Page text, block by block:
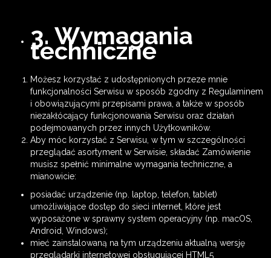
3. Wymagania
techniczne
Możesz korzystać z udostępnionych przeze mnie
funkcjonalności Serwisu w sposób zgodny z Regulaminem
i obowiązującymi przepisami prawa, a także w sposób
niezakłócający funkcjonowania Serwisu oraz działań
podejmowanych przez innych Użytkowników.
Aby móc korzystać z Serwisu, w tym w szczególności
przeglądać asortyment w Serwisie, składać Zamówienie
musisz spełnić minimalne wymagania techniczne, a
mianowicie:
posiadać urządzenie (np. laptop, telefon, tablet)
umożliwiające dostęp do sieci internet, które jest
wyposażone w sprawny system operacyjny (np. macOS,
Android, Windows);
mieć zainstalowaną na tym urządzeniu aktualną wersję
przeglądarki internetowej obsługującej HTML5